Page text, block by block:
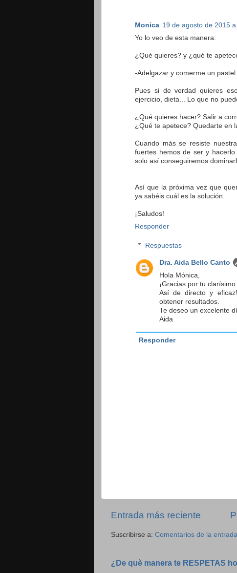
Monica 19 de agosto de 2015 a
Yo lo veo de esta manera:
¿Qué quieres? y ¿qué te
-Adelgazar y comerme un pastel
Pues si de verdad quieres
ejercicio, dieta... Lo que no
¿Qué quieres hacer? Salir a
¿Qué te apetece? Quedarte en
Cuando más se resiste
fuertes hemos de ser y
solo así conseguiremos
Así que la próxima vez que
ya sabéis cuál es la solución.
¡Saludos!
Responder
Respuestas
Dra. Aida Bello Canto
Hola Mónica,
¡Gracias por tu
Así de directo y
obtener resultados.
Te deseo un excelente
Aida
Responder
Entrada más reciente
Suscribirse a: Comentarios de la
¿De què manera te RESPETAS